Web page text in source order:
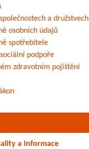
a družstvech
osobních údajů
spotřebitele
podpoře
zdravotním pojištění
a informace